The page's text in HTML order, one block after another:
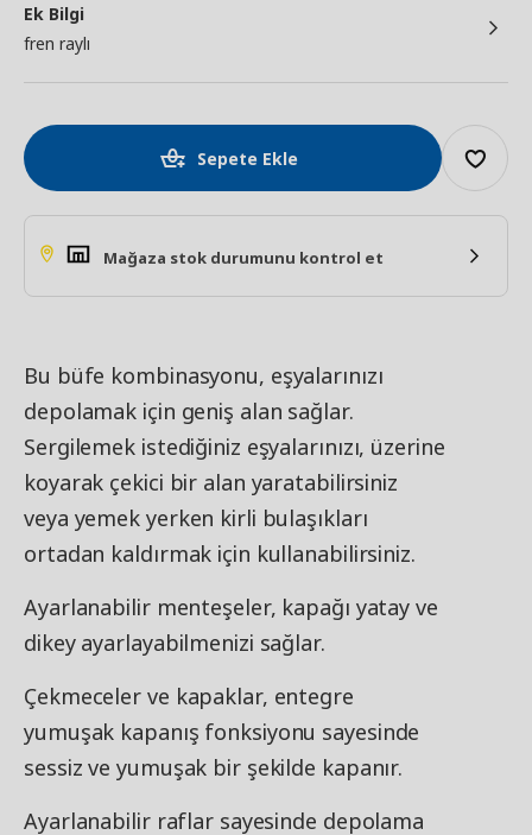
Ek Bilgi
fren raylı
Sepete Ekle
Mağaza stok durumunu kontrol et
Bu büfe kombinasyonu, eşyalarınızı
depolamak için geniş alan sağlar.
Sergilemek istediğiniz eşyalarınızı, üzerine
koyarak çekici bir alan yaratabilirsiniz
veya yemek yerken kirli bulaşıkları
ortadan kaldırmak için kullanabilirsiniz.
Ayarlanabilir menteşeler, kapağı yatay ve
dikey ayarlayabilmenizi sağlar.
Çekmeceler ve kapaklar, entegre
yumuşak kapanış fonksiyonu sayesinde
sessiz ve yumuşak bir şekilde kapanır.
Ayarlanabilir raflar sayesinde depolama